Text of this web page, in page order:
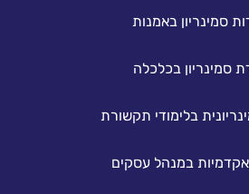
סמינריון באמנות
סמינריון בכלכלה
בלימודי תקשורת
במנהל עסקים